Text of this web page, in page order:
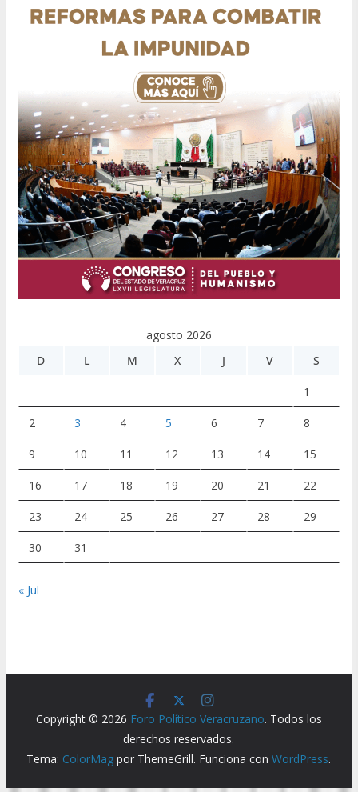
agosto 2026
D
L M X J V S
1
2 3 4 5 6 7 8
9 10 11 12 13 14 15
16 17 18 19 20 21 22
23 24 25 26 27 28 29
30 31
« Jul
Copyright © 2026 Foro Político Veracruzano. Todos los
derechos reservados.
Tema: ColorMag por ThemeGrill. Funciona conWordPress.